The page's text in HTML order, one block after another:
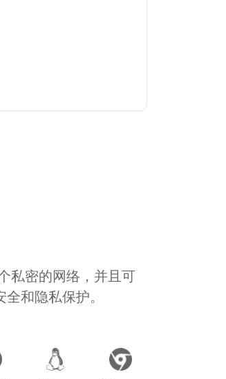
私密的网络，并且可
和隐私保护。